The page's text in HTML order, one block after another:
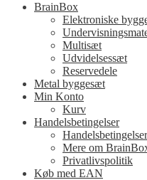
BrainBox
Elektroniske
Multisæt
Udvidelsessæt
Reservedele
Metal byggesæt
Min Konto
Kurv
Handelsbetingelser
Handelsbetingelser
Mere om
Privatlivspolitik
Køb med EAN